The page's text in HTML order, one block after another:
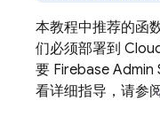
本教程中推荐的函
们必须部署到
要 Firebase Admin
看详细指导，请参